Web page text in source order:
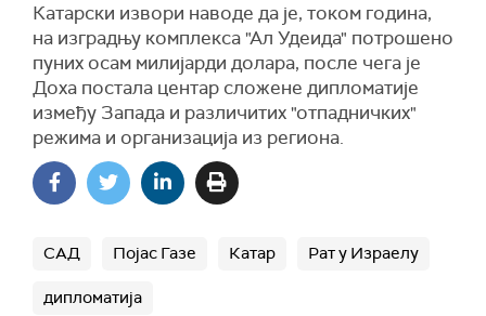
Катарски извори наводе да је, током година,
на изградњу комплекса "Ал Удеида" потрошено
пуних осам милијарди долара, после чега је
Доха постала центар сложене дипломатије
између Запада и различитих "отпадничких"
режима и организација из региона.
САД Појас Газе Катар Рат у Израелу
дипломатија